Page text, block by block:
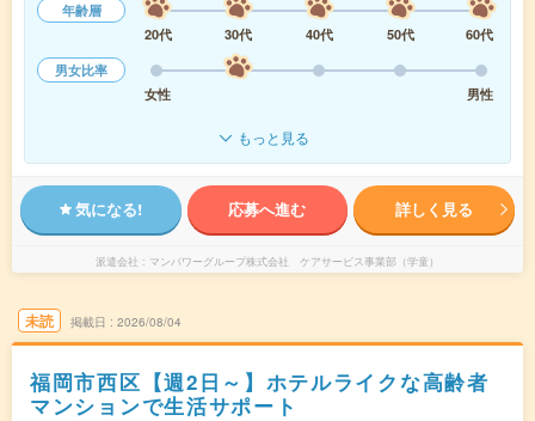
年齢層
20代
30代 40代 50代
60代
男女比率
女性
男性
もっと見る
気になる! 応募へ進む 詳しく見る
派遣会社 マンパワーグループ株式会社 ケアサービス事業部（学童）
未読 掲載日 2026/08/04
福岡市西区【週2日～】ホテルライクな高齢者
マンションで生活サポート